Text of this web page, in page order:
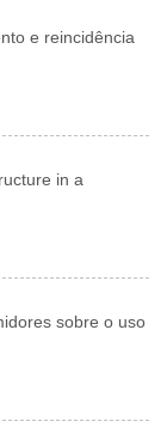
e reincidência
in a
sobre o uso